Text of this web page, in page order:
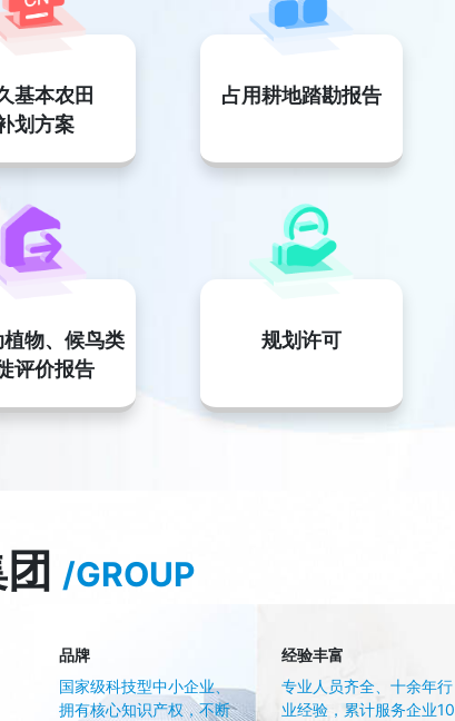
基本农田
划方案
占用耕地踏勘报告
植物、候鸟类
评价报告
规划许可
/GROUP
品牌
国家级科技型中小企业、
拥有核心知识产权，不断
经验丰富
专业人员齐全、十余年行
业经验，累计服务企业10